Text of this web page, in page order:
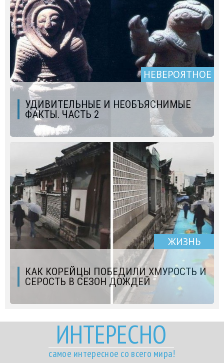
НЕВЕРОЯТНОЕ
УДИВИТЕЛЬНЫЕ И НЕОБЪЯСНИМЫЕ
ФАКТЫ. ЧАСТЬ 2
ЖИЗНЬ
КАК КОРЕЙЦЫ ПОБЕДИЛИ ХМУРОСТЬ И
СЕРОСТЬ В СЕЗОН ДОЖДЕЙ
ИНТЕРЕСНО
самое интересное со всего мира!